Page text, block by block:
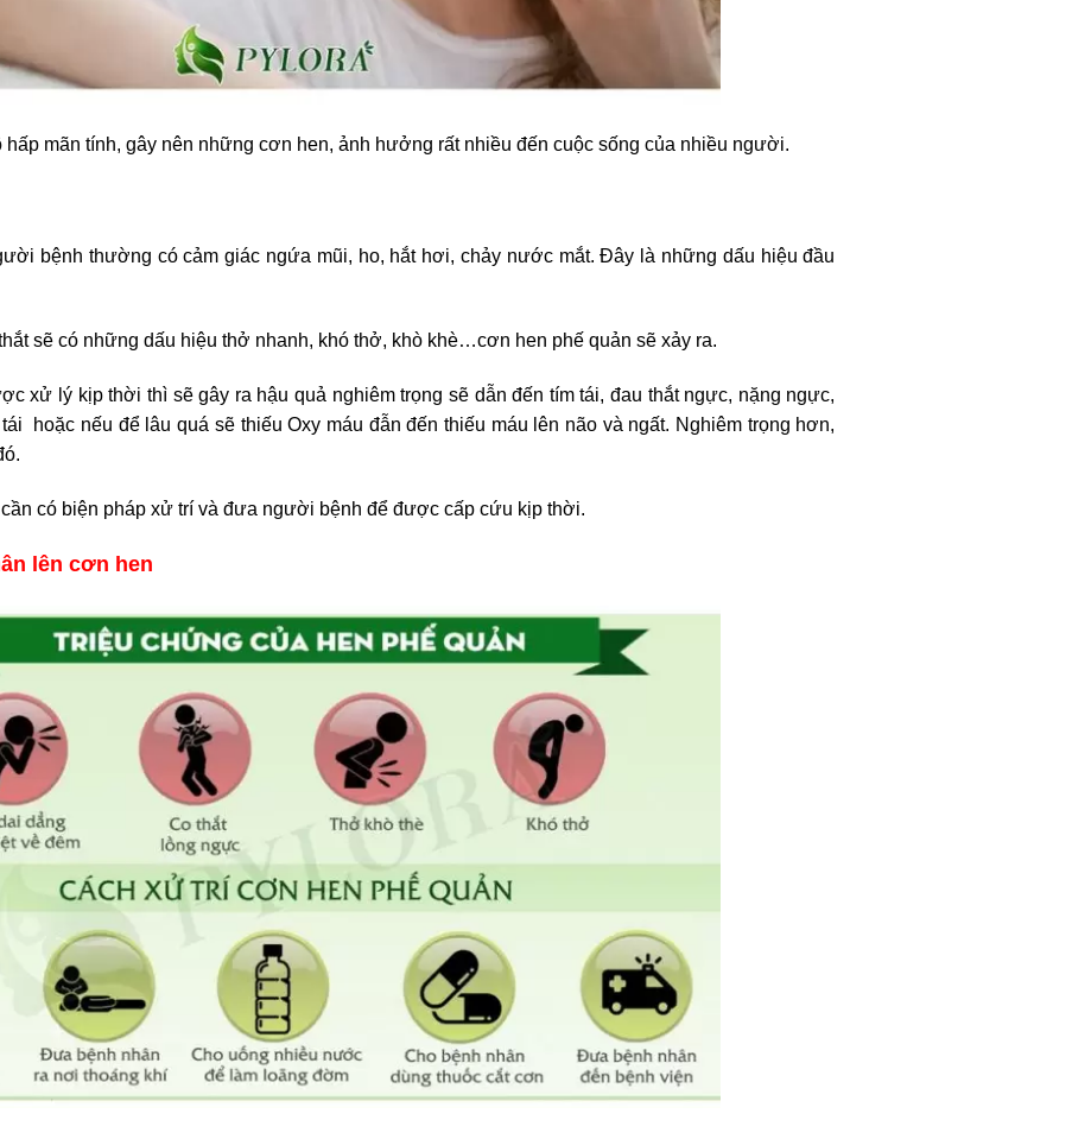
hấp mãn tính, gây nên những cơn hen, ảnh hưởng rất nhiều đến cuộc sống của nhiều người.
bệnh thường có cảm giác ngứa mũi, ho, hắt hơi, chảy nước mắt. Đây là những dấu hiệu đầu
sẽ có những dấu hiệu thở nhanh, khó thở, khò khè…cơn hen phế quản sẽ xảy ra.
xử lý kịp thời thì sẽ gây ra hậu quả nghiêm trọng sẽ dẫn đến tím tái, đau thắt ngực, nặng ngực,
hoặc nếu để lâu quá sẽ thiếu Oxy máu đẫn đến thiếu máu lên não và ngất. Nghiêm trọng hơn,
có biện pháp xử trí và đưa người bệnh để được cấp cứu kịp thời.
lên cơn hen